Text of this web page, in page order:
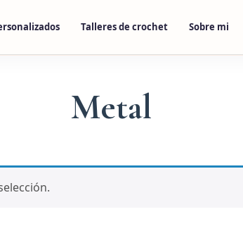
Talleres de crochet Sobre mi
Metal